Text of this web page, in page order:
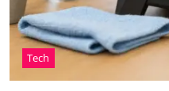
Tech